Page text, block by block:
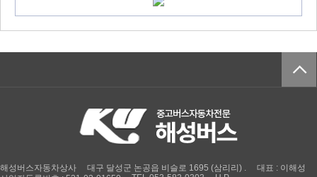
해성버스자동차상사 대구 달성군 논공읍 비슬로 1695 (삼리리) .
대표 : 이해성